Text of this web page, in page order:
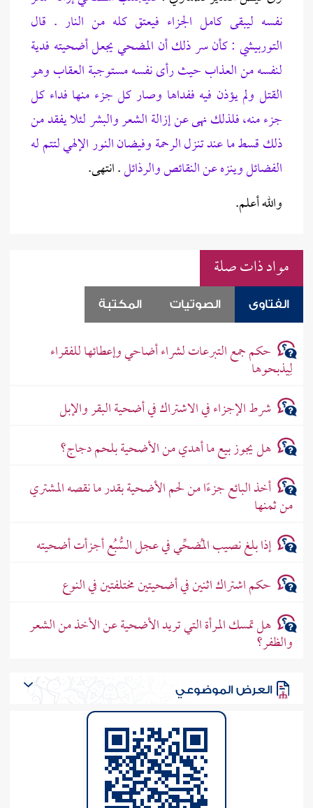
نفسه ليبقى كامل الجزاء فيعتق كله من النار . قال
التوربيشي : كأن سر ذلك أن المضحي يجعل أضحيته فدية
لنفسه من العذاب حيث رأى نفسه مستوجبة العقاب وهو
القتل ولم يؤذن فيه ففداها وصار كل جزء منها فداء كل
جزء منه، فلذلك نهى عن إزالة الشعر والبشر لئلا يفقد من
ذلك قسط ما عند تنزل الرحمة وفيضان النور الإلهي لتتم له
الفضائل وينزه عن النقائص والرذائل. انتهى.
والله أعلم.
مواد ذات صلة
الفتاوى الصوتيات المكتبة
حكم جمع التبرعات لشراء أضاحي وإعطائها للفقراء
لِيذبحوها
شرط الإجزاء في الاشتراك في أضحية البقر والإبل
هل يجوز بيع ما أهدي من الأضحية بلحم دجاج؟
أخذ البائع جزءًا من لحم الأضحية بقدر ما نقصه المشتري
من ثمنها
إذا بلغ نصيب المُضحِّي في عجل السُّبُع أجزأت أضحيته
حكم اشتراك اثنين في أضحيتين مختلفتين في النوع
هل تمسك المرأة التي تريد الأضحية عن الأخذ من الشعر
والظفر؟
العرض الموضوعي